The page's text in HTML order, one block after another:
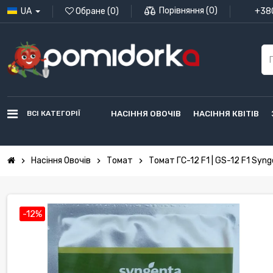
UA Обране (0) Порівняння (0)
ВСІ КАТЕГОРІЇ НАСІННЯ ОВОЧІВ НАСІННЯ КВІТІВ
chevron_right Насіння Овочів chevron_right Томат chevron_right Томат ГС-12 F1 | GS-12 F1
-12%